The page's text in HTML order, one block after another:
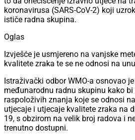
koronavirusa (SARS-CoV-2) koji
ističe radna skupina.
Oglas
Izvješće je usmjereno na vanjske
kvalitete zraka te se ne odnosi na
Istraživački odbor WMO-a osnovao
međunarodnu radnu skupinu kako
raspoloživih znanja koje se odnosi
utjecaje i utjecaje kvalitete zraka na
19, s obzirom na velik broj radova i
trenutno dostupni.